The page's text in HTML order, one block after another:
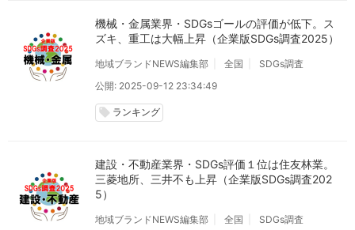
機械・金属業界・SDGsゴールの評価が低下。ス
ズキ、重工は大幅上昇（企業版SDGs調査2025）
地域ブランドNEWS編集部 全国
SDGs調査
公開: 2025-09-12 23:34:49
local_offer ランキング
建設・不動産業界・SDGs評価１位は住友林業。
三菱地所、三井不も上昇（企業版SDGs調査202
5）
地域ブランドNEWS編集部 全国
SDGs調査